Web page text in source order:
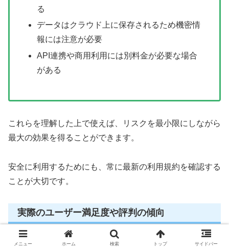
る
データはクラウド上に保存されるため機密情
報には注意が必要
API連携や商用利用には別料金が必要な場合
がある
これらを理解した上で使えば、リスクを最小限にしながら
最大の効果を得ることができます。
安全に利用するためにも、常に最新の利用規約を確認する
ことが大切です。
実際のユーザー満足度や評判の傾向
ChatGPT10ドルプランのユーザーからは、高い満足度の
メニュー ホーム 検索 トップ サイドバー